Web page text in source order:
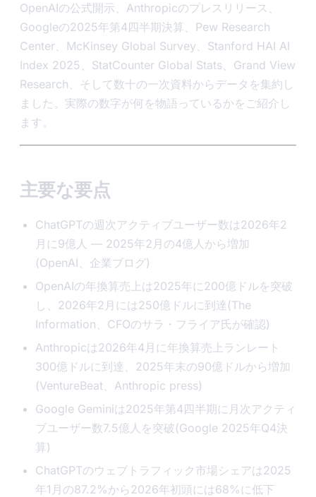
OpenAIの公式開示、Anthropicのプレスリリース、
Googleの2025年第4四半期決算、Pew Research
Center、McKinsey Global Survey、Stanford HAI AI
Index 2025、StatCounter Global Stats、Grand View
Research、そして数十の一次資料からデータを集約し
ました。実際の数字が何を物語っているかをご紹介し
ます。
主要な要点
ChatGPTの週次アクティブユーザー数は2026年2
月に9億人 — 2025年2月の4億人から増加
(OpenAI、企業ブログ)
OpenAIの年換算売上は2025年に200億ドルを突破
し、2026年2月には250億ドルに到達(The
Information、CFOのサラ・フライア氏が確認)
Anthropicは2026年4月に年換算売上ランレート
300億ドルに到達、2025年末の90億ドルから増加
(VentureBeat、Anthropic press)
Google Geminiは2025年第4四半期に月次アクティ
ブユーザー数7.5億人を突破(Google 2025年Q4決
算)
ChatGPTのウェブトラフィック市場シェアは2025
年1月の87.2%から2026年初頭には68%に低下